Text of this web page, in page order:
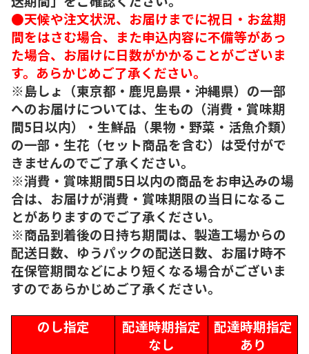
●天候や注文状況、お届けまでに祝日・お盆期
間をはさむ場合、また申込内容に不備等があっ
た場合、お届けに日数がかかることがございま
す。あらかじめご了承ください。
※島しょ（東京都・鹿児島県・沖縄県）の一部
へのお届けについては、生もの（消費・賞味期
間5日以内）・生鮮品（果物・野菜・活魚介類）
の一部・生花（セット商品を含む）は受付がで
きませんのでご了承ください。
※消費・賞味期間5日以内の商品をお申込みの場
合は、お届けが消費・賞味期限の当日になるこ
とがありますのでご了承ください。
※商品到着後の日持ち期間は、製造工場からの
配送日数、ゆうパックの配送日数、お届け時不
在保管期間などにより短くなる場合がございま
すのであらかじめご了承ください。
のし指定
配達時期指定
なし
配達時期指定
あり